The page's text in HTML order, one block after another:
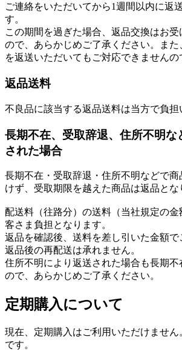
ご連絡をいただいてから1週間以内に返
す。
この期間を過ぎた場合、返品交換はお
ので、あらかじめご了承ください。ま
を返送いただいてもご対応できませんの
返品送料
不良品に該当する返品送料は当方で負担
長期不在、受取辞退、住所不明な
された場合
長期不在・受取辞退・住所不明などで
けず、受取期限を越えた商品は返品とな
配送料（往路分）の送料（当社規定の
客さま負担となります。
返品を確認後、送料を差し引いた金額で
返品後の再配送は承れません。
住所不明により返送された場合も長期
ので、あらかじめご了承ください。
定期購入について
現在、定期購入はご利用いただけませ
です。